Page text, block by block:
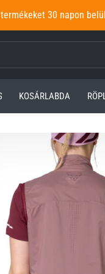
30 napon
KOSÁRLABDA